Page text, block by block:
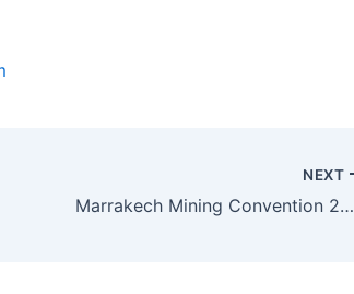
NEXT
Marrakech Mining Convention 2019